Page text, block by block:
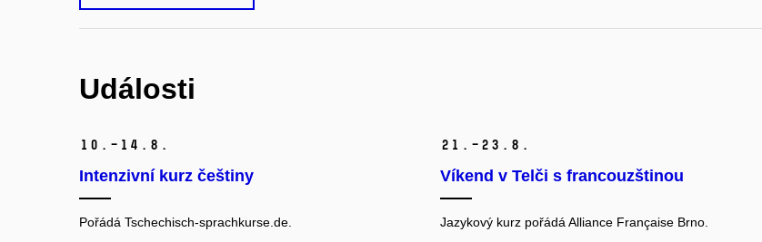
Události
10.–14. 8.
Intenzivní kurz češtiny
Pořádá Tschechisch-sprachkurse.de
21.–23. 8.
Víkend v Telči s francouzštinou
Jazykový kurz pořádá Alliance Française Brno.